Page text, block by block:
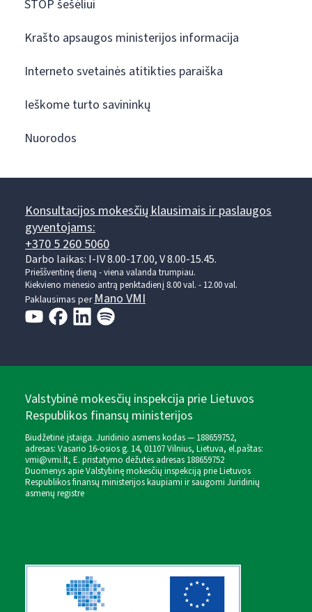
STOP šešėliui
Krašto apsaugos ministerijos informacija
Interneto svetainės atitikties paraiška
Ieškome turto savininkų
Nuorodos
Konsultacijos mokesčių klausimais ir paslaugos
gyventojams:
+370 5 260 5060
Darbo laikas: I-IV 8.00-17.00, V 8.00-15.45.
Prieššventinę dieną - viena valanda trumpiau.
Kiekvieno mėnesio antrą penktadienį 8.00 val. - 12.00 val.
Paklausimas perMano VMI
Valstybinė mokesčių inspekcija prie Lietuvos
Respublikos finansų ministerijos
Biudžetinė įstaiga. Juridinio asmens kodas — 188659752,
adresas: Vasario 16-osios g. 14, 01107 Vilnius, Lietuva, el.paštas:
vmi@vmi.lt, E. pristatymo dėžutės adresas 188659752
Duomenys apie Valstybinę mokesčių inspekciją prie Lietuvos
Respublikos finansų ministerijos kaupiami ir saugomi Juridinių
asmenų registre